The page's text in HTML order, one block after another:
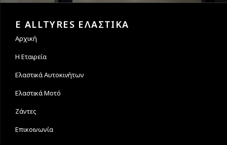
E ALLTYRES ΕΛΑΣΤΙΚΑ
Αρχική
Η Εταιρεία
Ελαστικά Αυτοκινήτων
Ελαστικά Μοτό
Ζάντες
Επικοινωνία